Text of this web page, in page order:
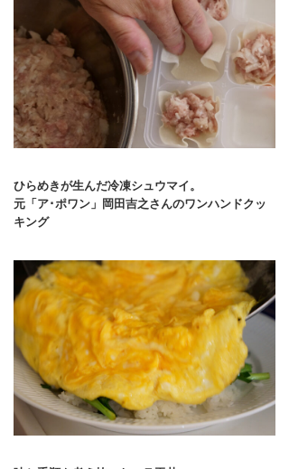
ひらめきが生んだ冷凍シュウマイ。
元「ア･ポワン」岡田吉之さんのワンハンドクッ
キング